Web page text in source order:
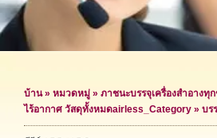
บ้าน» หมวดหมู่ » ภาชนะบรรจุเครื่องสำอางทุ
ไร้อากาศ วัสดุทั้งหมดairless_Category » บร